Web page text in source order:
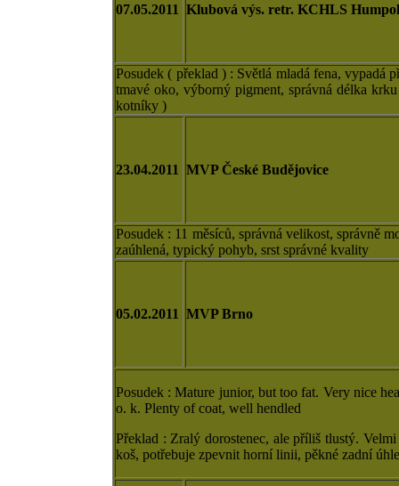
07.05.2011 Klubová výs. retr. KCHLS
Posudek ( překlad ) : Světlá mladá fena, vypadá
tmavé oko, výborný pigment, správná délka
kotníky )
23.04.2011 MVP České Budějovice
Posudek : 11 měsíců, správná velikost, správně
zaúhlená, typický pohyb, srst správné kvality
05.02.2011 MVP Brno
Posudek : Mature junior, but too fat. Very nice
o. k. Plenty of coat, well hendled
Překlad : Zralý dorostenec, ale příliš tlustý.
koš, potřebuje zpevnit horní linii, pěkné zadní